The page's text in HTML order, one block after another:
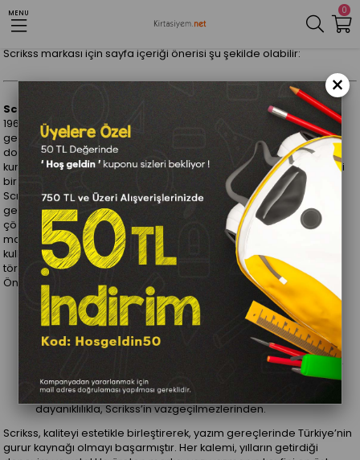
0
MENUAnasayfa
Scrikss markası için sayfa içeriği önerisi şu şekilde olabilir:
Scrikss – Kalem Sanatının Zarif Temsilcisi
1964 yılında kurulan Scrikss, Türkiye’nin önde gelen kalem ve yazı
gereçleri markalarından biri olarak tanınmaktadır. Yüksek kaliteli
dolma kalemler, roller kalemler, tükenmez kalemler ve mekanik
kurşun kalemler üretiminde uzmanlaşan Scrikss, yazım deneyimini
bir sanat formuna dönüştürmeyi amaçlar.
Scrikss, yazı gereçlerinde zarafeti ve fonksiyonelliği bir araya
getirerek, hem günlük kullanım için hem de özel anlar için ideal
çözümler sunar. Markanın sunduğu kalemler, özenle seçilmiş
malzemelerden üretilir ve her biri titizlikle işlenmiş detaylarla
kullanıcıya sunulur. İster bir iş toplantısında, ister önemli bir imza
töreninde, Scrikss kalemleri daima fark yaratır.
Öne çıkan Scrikss ürünleri:
Dolma Kalemler:İnce işçilikle üretilen Scrikss dolma
kalemleri, yazma sürecini bir keyif haline getirir.
Roller Kalemler:Pürüzsüz yazım sunan roller kalemler,
modern tasarımlar ile buluşur.
Klasik tasarımı ve güvenilirliğiyle, her
an elinizin altında.
Mekanizmalı Kurşun Kalemler:
dayanıklılıkla, Scrikss’in vazgeçilmezlerinden.
Scrikss, kaliteyi estetikle birleştirerek, yazım gereçlerinde Türkiye’nin
gurur kaynağı olmayı başarmıştır. Her kalemi, yılların getirdiği
×